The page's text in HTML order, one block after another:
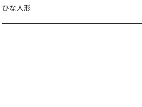
名刺サイズ
ワイド
ペーパーホルダー
ひな人形